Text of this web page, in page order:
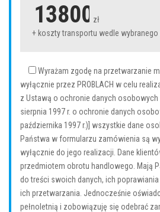
zł
+ koszty transportu wedle
Wyrażam zgodę na przetwarzanie
wyłącznie przez PROBLACH w celu
z Ustawą o ochronie danych osobowych
sierpnia 1997 r. o ochronie danych
października 1997 r.)] wszystkie dane
Państwa w formularzu zamówienia są
wyłącznie do jego realizacji. Dane
przedmiotem obrotu handlowego. Mają
do treści swoich danych, ich
ich przetwarzania. Jednocześnie
pełnoletnią i zobowiązuję się odebrać